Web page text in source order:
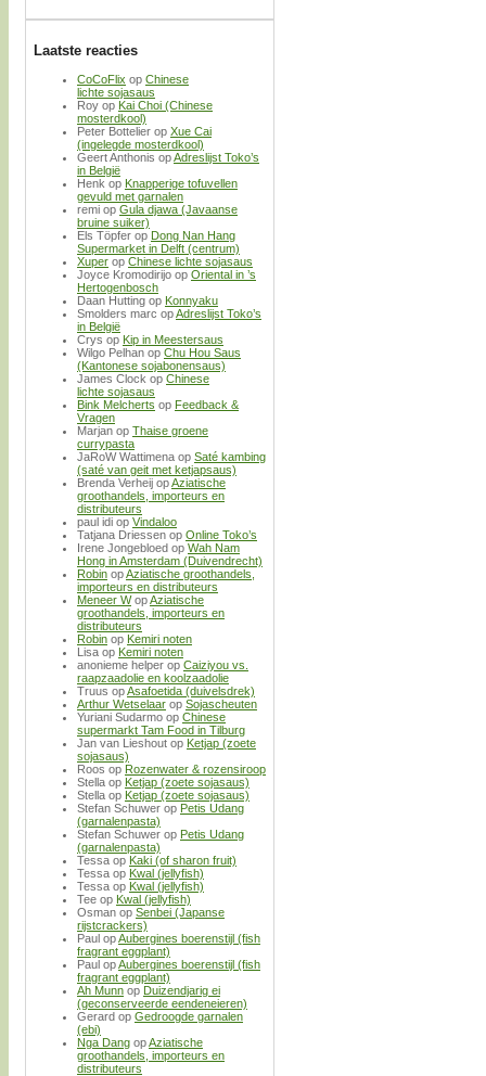
Laatste reacties
CoCoFlix op Chinese
lichte sojasaus
Roy op Kai Choi (Chinese
mosterdkool)
Peter Bottelier op Xue Cai
(ingelegde mosterdkool)
Geert Anthonis opAdreslijst Toko’s
in België
Henk op Knapperige tofuvellen
gevuld met garnalen
remi op Gula djawa (Javaanse
bruine suiker)
Els Töpfer op Dong Nan Hang
Supermarket in Delft (centrum)
Xuper op Chinese lichte sojasaus
Joyce Kromodirijo op Oriental in ’s
Hertogenbosch
Daan Hutting op Konnyaku
Smolders marc opAdreslijst Toko’s
in België
Crys op Kip in Meestersaus
Wilgo Pelhan op Chu Hou Saus
(Kantonese sojabonensaus)
James Clock op Chinese
lichte sojasaus
Bink Melcherts op Feedback &
Vragen
Marjan op Thaise groene
currypasta
JaRoW Wattimena op Saté kambing
(saté van geit met ketjapsaus)
Brenda Verheij opAziatische
groothandels, importeurs en
distributeurs
paul idi op Vindaloo
Tatjana Driessen op Online Toko’s
Irene Jongebloed op Wah Nam
Hong in Amsterdam (Duivendrecht)
Robin opAziatische groothandels,
importeurs en distributeurs
Meneer WopAziatische
groothandels, importeurs en
distributeurs
Robin op Kemiri noten
Lisa op Kemiri noten
anonieme helper op Caiziyou vs.
raapzaadolie en koolzaadolie
Truus opAsafoetida (duivelsdrek)
Arthur Wetselaar op Sojascheuten
Yuriani Sudarmo op Chinese
supermarkt Tam Food in Tilburg
Jan van Lieshout op Ketjap (zoete
sojasaus)
Roos op Rozenwater & rozensiroop
Stella op Ketjap (zoete sojasaus)
Stella op Ketjap (zoete sojasaus)
Stefan Schuwer op Petis Udang
(garnalenpasta)
Stefan Schuwer op Petis Udang
(garnalenpasta)
Tessa op Kaki (of sharon fruit)
Tessa op Kwal (jellyfish)
Tessa op Kwal (jellyfish)
Tee op Kwal (jellyfish)
Osman op Senbei (Japanse
rijstcrackers)
Paul opAubergines boerenstijl (fish
fragrant eggplant)
Paul opAubergines boerenstijl (fish
fragrant eggplant)
Ah Munn op Duizendjarig ei
(geconserveerde eendeneieren)
Gerard op Gedroogde garnalen
(ebi)
Nga Dang opAziatische
groothandels, importeurs en
distributeurs